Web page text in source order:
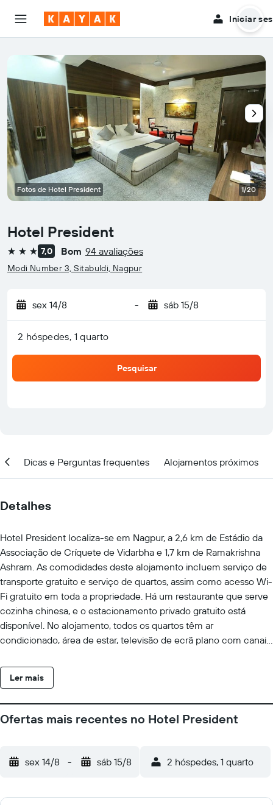
Iniciar
Hotel President
3 estrelas7,0 Bom 94 avaliações
Modi Number 3, Sitabuldi, Nagpur
sex 14/8 - sáb 15/8
2 hóspedes, 1 quarto
Pesquisar
Fotos de Hotel President 1/20
Dicas e Perguntas frequentes Alojamentos próximos
Detalhes
Hotel President localiza-se em Nagpur, a 2,6 km de Estádio da
Associação de Críquete de Vidarbha e 1,7 km de Ramakrishna
Ashram. As comodidades deste alojamento incluem serviço de
transporte gratuito e serviço de quartos, assim como acesso Wi-
Fi gratuito em toda a propriedade. Há um restaurante que serve
cozinha chinesa, e o estacionamento privado gratuito está
disponível. No alojamento, todos os quartos têm ar
condicionado, área de estar, televisão de ecrã plano com canais
No alojamento, cada quarto inclui roupa de cama e toalhas.
Hotel President disponibiliza pequeno-almoço buffet ou
marata, e estão disponíveis para ajudar 24 horas por dia. Hotel
(monumento) e Estação Ferroviária de Nagpur. O Aeroporto
Ler mais
Ofertas mais recentes no Hotel President
sex 14/8 - sáb 15/8 2 hóspedes, 1 quarto